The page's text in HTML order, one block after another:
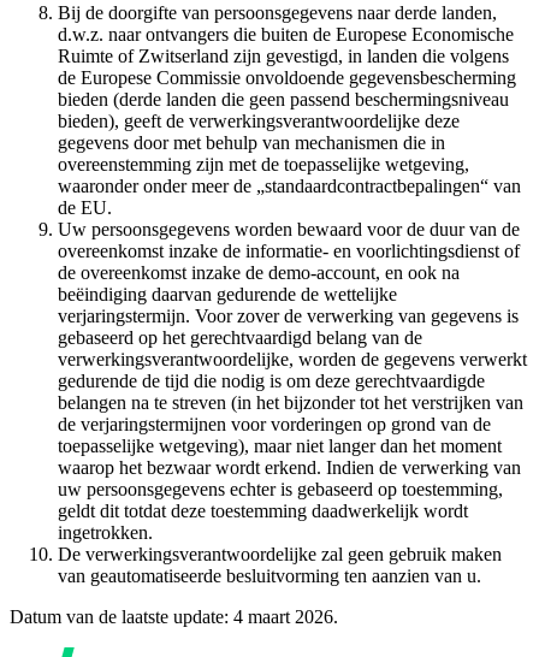
Bij de doorgifte van persoonsgegevens naar derde landen,
d.w.z. naar ontvangers die buiten de Europese Economische
Ruimte of Zwitserland zijn gevestigd, in landen die volgens
de Europese Commissie onvoldoende gegevensbescherming
bieden (derde landen die geen passend beschermingsniveau
bieden), geeft de verwerkingsverantwoordelijke deze
gegevens door met behulp van mechanismen die in
overeenstemming zijn met de toepasselijke wetgeving,
waaronder onder meer de „standaardcontractbepalingen“ van
de EU.
Uw persoonsgegevens worden bewaard voor de duur van de
overeenkomst inzake de informatie- en voorlichtingsdienst of
de overeenkomst inzake de demo-account, en ook na
beëindiging daarvan gedurende de wettelijke
verjaringstermijn. Voor zover de verwerking van gegevens is
gebaseerd op het gerechtvaardigd belang van de
verwerkingsverantwoordelijke, worden de gegevens verwerkt
gedurende de tijd die nodig is om deze gerechtvaardigde
belangen na te streven (in het bijzonder tot het verstrijken van
de verjaringstermijnen voor vorderingen op grond van de
toepasselijke wetgeving), maar niet langer dan het moment
waarop het bezwaar wordt erkend. Indien de verwerking van
uw persoonsgegevens echter is gebaseerd op toestemming,
geldt dit totdat deze toestemming daadwerkelijk wordt
ingetrokken.
De verwerkingsverantwoordelijke zal geen gebruik maken
van geautomatiseerde besluitvorming ten aanzien van u.
Datum van de laatste update: 4 maart 2026.